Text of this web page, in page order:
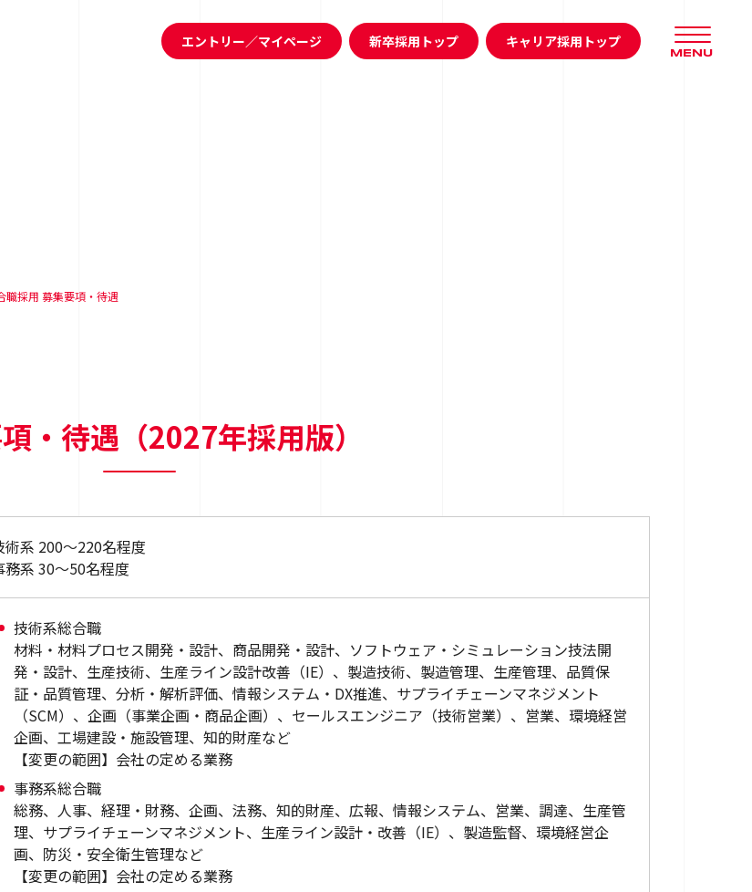
エントリー／マイページ 新卒採用トップ キャリア採用トップ
MENU
職採用 募集要項・待遇
・待遇（2027年採用版）
術系 200～220名程度
務系 30～50名程度
技術系総合職
材料・材料プロセス開発・設計、商品開発・設計、ソフトウェア・シミュレーション技法開
発・設計、生産技術、生産ライン設計改善（IE）、製造技術、製造管理、生産管理、品質保
証・品質管理、分析・解析評価、情報システム・DX推進、サプライチェーンマネジメント
（SCM）、企画（事業企画・商品企画）、セールスエンジニア（技術営業）、営業、環境経営
企画、工場建設・施設管理、知的財産など
【変更の範囲】会社の定める業務
事務系総合職
総務、人事、経理・財務、企画、法務、知的財産、広報、情報システム、営業、調達、生産管
理、サプライチェーンマネジメント、生産ライン設計・改善（IE）、製造監督、環境経営企
画、防災・安全衛生管理など
【変更の範囲】会社の定める業務